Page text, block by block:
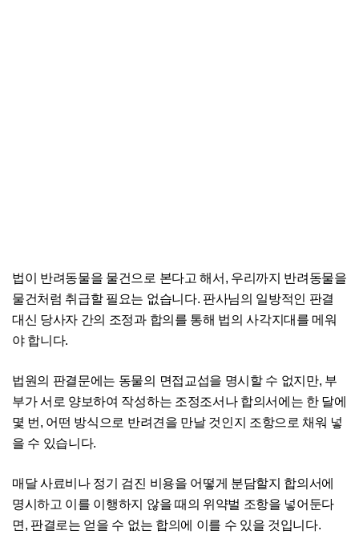
법이 반려동물을 물건으로 본다고 해서, 우리까지 반려동물을
물건처럼 취급할 필요는 없습니다. 판사님의 일방적인 판결
대신 당사자 간의 조정과 합의를 통해 법의 사각지대를 메워
야 합니다.
법원의 판결문에는 동물의 면접교섭을 명시할 수 없지만, 부
부가 서로 양보하여 작성하는 조정조서나 합의서에는 한 달에
몇 번, 어떤 방식으로 반려견을 만날 것인지 조항으로 채워 넣
을 수 있습니다.
매달 사료비나 정기 검진 비용을 어떻게 분담할지 합의서에
명시하고 이를 이행하지 않을 때의 위약벌 조항을 넣어둔다
면, 판결로는 얻을 수 없는 합의에 이를 수 있을 것입니다.